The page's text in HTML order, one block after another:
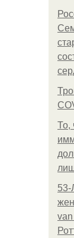
То,
53-